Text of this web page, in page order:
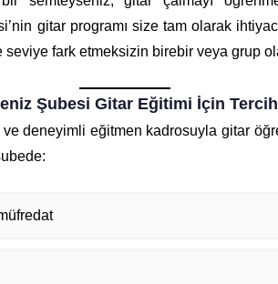
gitar programı size tam olarak
fark etmeksizin birebir veya grup
Şubesi Gitar Eğitimi İçin
ve deneyimli eğitmen kadrosuyla gitar